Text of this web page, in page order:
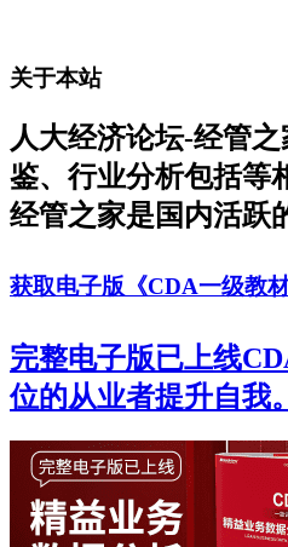
关于本站
人大经济论坛-经管
鉴、行业分析包括等
经管之家是国内活跃
获取电子版《CDA一级教材
完整电子版已上线
位的从业者提升自我。